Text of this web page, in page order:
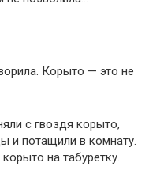
Корыто — это не
с гвоздя корыто,
и потащили в комнату.
на табуретку.